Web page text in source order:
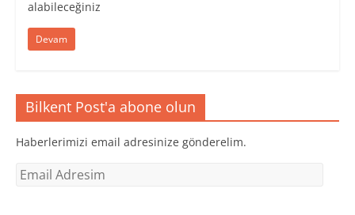
alabileceğiniz
Devam
Bilkent Post'a abone olun
Haberlerimizi email adresinize gönderelim.
Email